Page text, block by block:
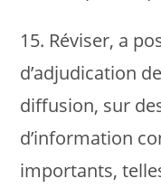
15. Réviser, a
d’adjudication
diffusion, sur
d’information
importants,